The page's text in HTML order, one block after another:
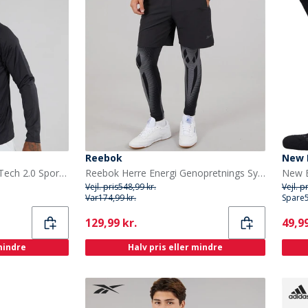
Under Armour Herre UA Tech 2.0 Sport træningstrøjer Sort
Reebok
Reebok Herre Energi Genopretnings System Ydeevne Tights Sort/Grå
Vejl. pris548,99 kr.
Var174,99 kr.
Current
129,99 kr.
Halv pris eller mindre
New
Vejl.
Spare